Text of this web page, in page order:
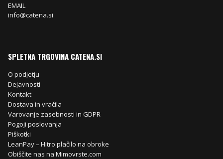
EMAIL
info@catena.si
SPLETNA TRGOVINA CATENA.SI
O podjetju
Dejavnosti
Kontakt
Dostava in vračila
Varovanje zasebnosti in GDPR
Pogoji poslovanja
Piškotki
LeanPay – Hitro plačilo na obroke
Obiščite nas na Mimovrste.com